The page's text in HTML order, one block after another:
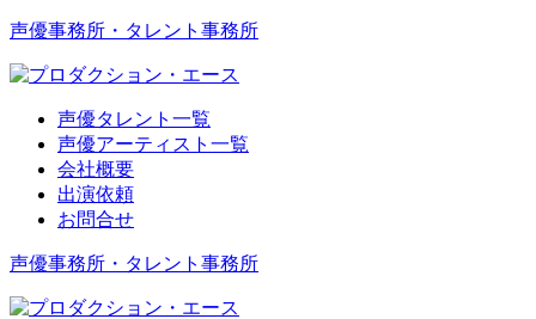
声優事務所・タレント事務所
声優タレント一覧
声優アーティスト一覧
会社概要
出演依頼
お問合せ
声優事務所・タレント事務所